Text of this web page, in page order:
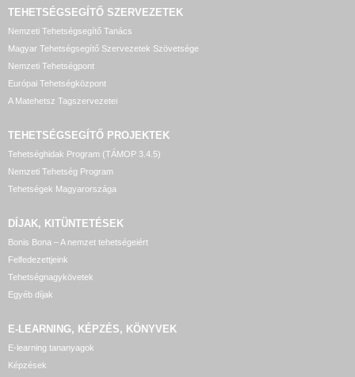
TEHETSÉGSEGÍTŐ SZERVEZETEK
Nemzeti Tehetségsegítő Tanács
Magyar Tehetségsegítő Szervezetek Szövetsége
Nemzeti Tehetségpont
Európai Tehetségközpont
A Matehetsz Tagszervezetei
TEHETSÉGSEGÍTŐ PROJEKTEK
Tehetséghidak Program (TÁMOP 3.4.5)
Nemzeti Tehetség Program
Tehetségek Magyarországa
DÍJAK, KITÜNTETÉSEK
Bonis Bona – A nemzet tehetségeiért
Felfedezettjeink
Tehetségnagykövetek
Egyéb díjak
E-LEARNING, KÉPZÉS, KÖNYVEK
E-learning tananyagok
Képzések